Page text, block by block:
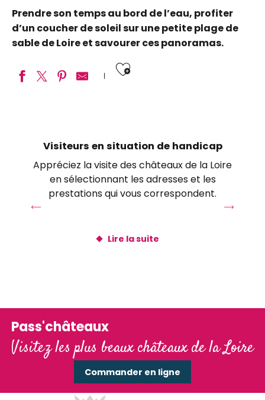
Prendre son temps au bord de l’eau, profiter
d’un coucher de soleil sur une petite plage de
sable de Loire et savourer ces panoramas.
Ajouter aux
Les gîtes Dômes de Loire
Fleur de Loire
Côté Loire - Auberge Ligérienne
Aire de stationnement de Saint-Dyé-sur-Loire
La Maison du Pêcheur
Camping Municipal de Chaumont-sur-Loire
Visiteurs en situation de handicap
Appréciez la visite des châteaux de la Loire
en sélectionnant les adresses et les
prestations qui vous correspondent.
Lire la suite
Pass'châteaux
Visitez les plus beaux châteaux de la Loire
Commander en ligne